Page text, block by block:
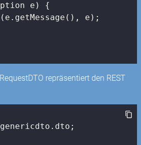
e) {
e);
repräsentiert den REST